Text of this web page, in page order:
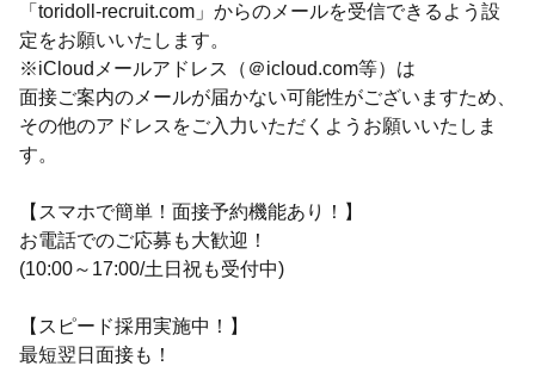
「toridoll-recruit.com」からのメールを受信できるよう設
定をお願いいたします。
※iCloudメールアドレス（＠icloud.com等）は
面接ご案内のメールが届かない可能性がございますため、
その他のアドレスをご入力いただくようお願いいたしま
す。
【スマホで簡単！面接予約機能あり！】
お電話でのご応募も大歓迎！
(10:00～17:00/土日祝も受付中)
【スピード採用実施中！】
最短翌日面接も！